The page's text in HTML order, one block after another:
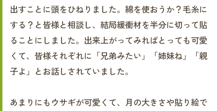
出すことに頭をひねりました。綿を使おうか？毛糸に
する？と皆様と相談し、結局緩衝材を半分に切って貼
ることにしました。出来上がってみればとっても可愛
くて、皆様それぞれに「兄弟みたい」「姉妹ね」「親
子よ」とお話しされていました。
あまりにもウサギが可愛くて、月の大きさや貼り絵で